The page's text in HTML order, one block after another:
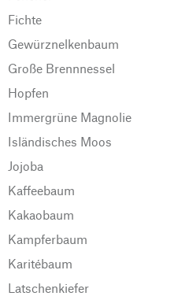
Fichte
Gewürznelkenbaum
Große Brennnessel
Hopfen
Immergrüne Magnolie
Isländisches Moos
Jojoba
Kaffeebaum
Kakaobaum
Kampferbaum
Karitébaum
Latschenkiefer